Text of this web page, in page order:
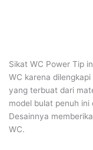
Sikat WC Power Tip
WC karena
yang terbuat dari
model bulat penuh
Desainnya
WC.